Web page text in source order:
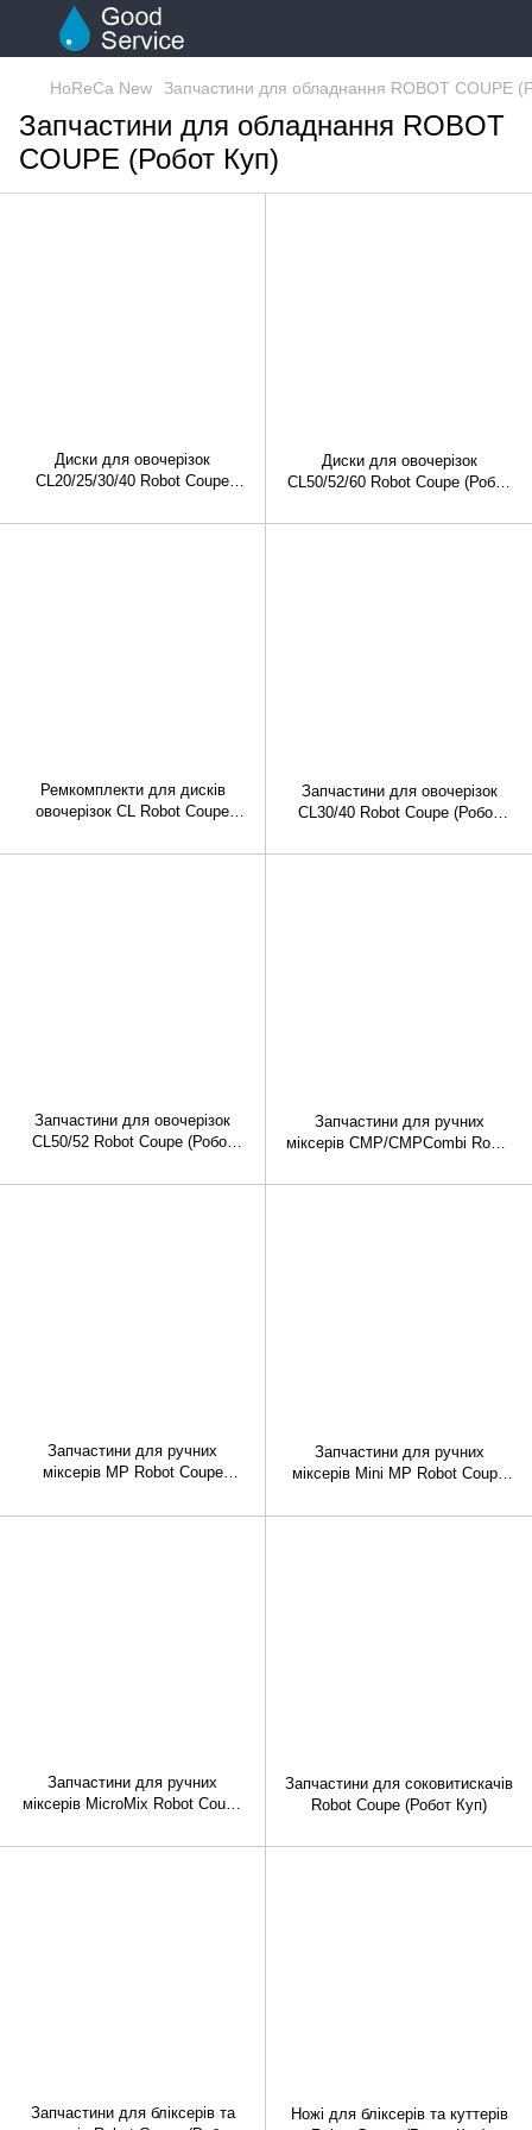
HoReCa New Запчастини для обладнання ROBOT COUPE
Запчастини для обладнання ROBOT
COUPE (Робот Куп)
Диски для овочерізок
CL20/25/30/40 Robot Coupe
Диски для овочерізок
CL50/52/60 Robot Coupe (Робот
Ремкомплекти для дисків
овочерізок CL Robot Coupe
Запчастини для овочерізок
CL30/40 Robot Coupe (Робот
Запчастини для овочерізок
CL50/52 Robot Coupe (Робот
Запчастини для ручних
міксерів CMP/CMPCombi Robot
Запчастини для ручних
міксерів MP Robot Coupe
Запчастини для ручних
міксерів Mini МР Robot Coupe
Запчастини для ручних
міксерів MicroMix Robot Coupe
Запчастини для соковитискачів
Robot Coupe (Робот Куп)
Запчастини для бліксерів та
Ножі для бліксерів та куттерів